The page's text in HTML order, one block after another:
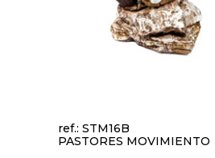
ref.: STM16B
PASTORES MOVIMIENTO